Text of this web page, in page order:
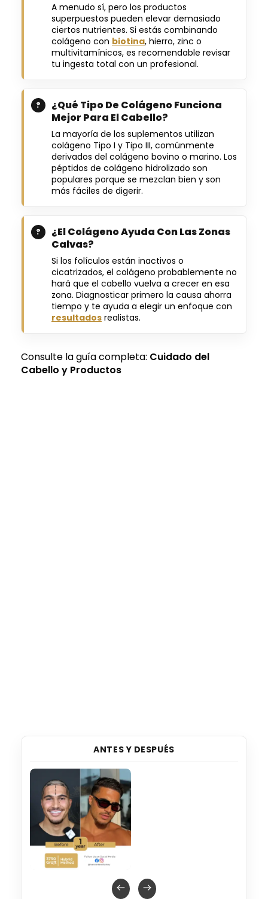
A menudo sí, pero los productos
superpuestos pueden elevar demasiado
ciertos nutrientes. Si estás combinando
colágeno con biotina, hierro, zinc o
multivitamínicos, es recomendable revisar
tu ingesta total con un profesional.
¿Qué Tipo De Colágeno Funciona
Mejor Para El Cabello?
La mayoría de los suplementos utilizan
colágeno Tipo I y Tipo III, comúnmente
derivados del colágeno bovino o marino. Los
péptidos de colágeno hidrolizado son
populares porque se mezclan bien y son
más fáciles de digerir.
¿El Colágeno Ayuda Con Las Zonas
Calvas?
Si los folículos están inactivos o
cicatrizados, el colágeno probablemente no
hará que el cabello vuelva a crecer en esa
zona. Diagnosticar primero la causa ahorra
tiempo y te ayuda a elegir un enfoque con
resultados realistas.
Consulte la guía completa: Cuidado del
Cabello y Productos
ANTES Y DESPUÉS